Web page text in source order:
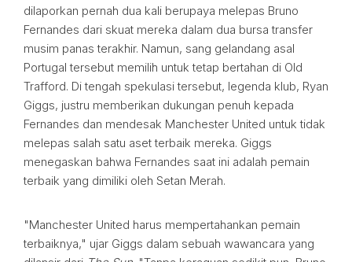
dilaporkan pernah dua kali berupaya melepas Bruno
Fernandes dari skuat mereka dalam dua bursa transfer
musim panas terakhir. Namun, sang gelandang asal
Portugal tersebut memilih untuk tetap bertahan di Old
Trafford. Di tengah spekulasi tersebut, legenda klub, Ryan
Giggs, justru memberikan dukungan penuh kepada
Fernandes dan mendesak Manchester United untuk tidak
melepas salah satu aset terbaik mereka. Giggs
menegaskan bahwa Fernandes saat ini adalah pemain
terbaik yang dimiliki oleh Setan Merah.
"Manchester United harus mempertahankan pemain
terbaiknya," ujar Giggs dalam sebuah wawancara yang